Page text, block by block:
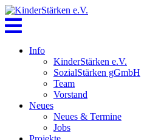
Skip
to
content
Info
KinderStärken e.V.
SozialStärken gGmbH
Team
Vorstand
Neues
Neues & Termine
Jobs